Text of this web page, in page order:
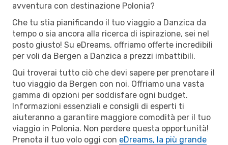
avventura con destinazione Polonia?
Che tu stia pianificando il tuo viaggio a Danzica da
tempo o sia ancora alla ricerca di ispirazione, sei nel
posto giusto! Su eDreams, offriamo offerte incredibili
per voli da Bergen a Danzica a prezzi imbattibili.
Qui troverai tutto ciò che devi sapere per prenotare il
tuo viaggio da Bergen con noi. Offriamo una vasta
gamma di opzioni per soddisfare ogni budget.
Informazioni essenziali e consigli di esperti ti
aiuteranno a garantire maggiore comodità per il tuo
viaggio in Polonia. Non perdere questa opportunità!
Prenota il tuo volo oggi con eDreams, la più grande